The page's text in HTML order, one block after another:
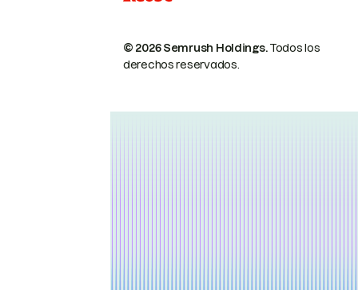
© 2026 Semrush Holdings.Todos los
derechos reservados.